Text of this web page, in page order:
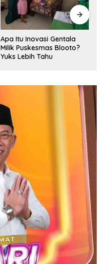
Apa Itu Inovasi Gentala
Milik Puskesmas Blooto?
Yuks Lebih Tahu